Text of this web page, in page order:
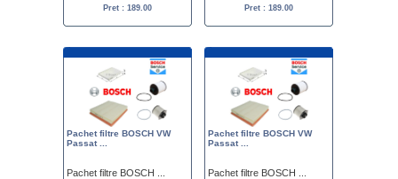
Pret : 189.00 Pret : 189.00
Pachet filtre BOSCH VW
Passat ...
Pachet filtre BOSCH ...
Pachet filtre BOSCH VW
Passat ...
Pachet filtre BOSCH ...